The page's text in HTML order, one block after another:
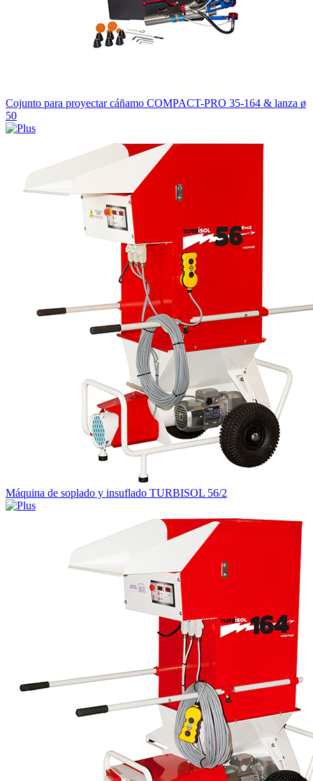
Cojunto para proyectar cáñamo COMPACT-PRO 35-164 & lanza ø
50
Máquina de soplado y insuflado TURBISOL 56/2